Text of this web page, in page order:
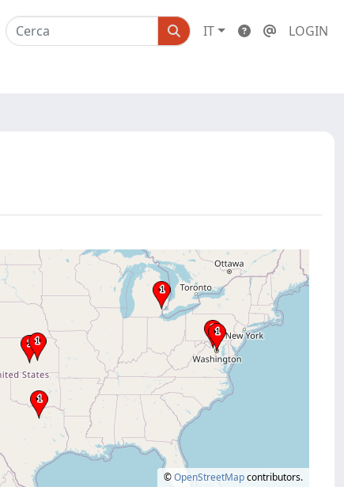
IT LOGIN
©OpenStreetMapcontributors.